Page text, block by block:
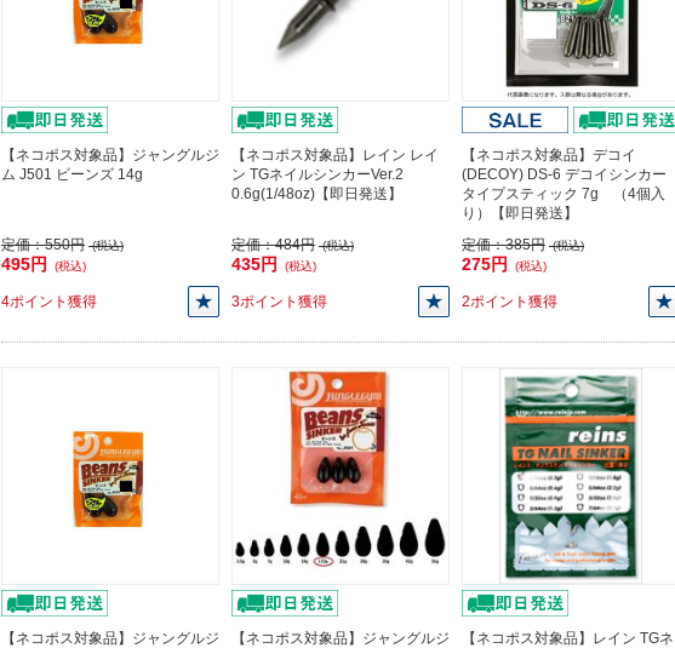
【ネコポス対象品】ジャングルジ
ム J501 ビーンズ 14g
定価：550円 (税込)
495円 (税込)
4ポイント獲得
【ネコポス対象品】レイン レイ
ン TGネイルシンカーVer.2
0.6g(1/48oz)【即日発送】
定価：484円 (税込)
435円 (税込)
3ポイント獲得
【ネコポス対象品】デコイ
(DECOY) DS-6 デコイシンカー
タイプスティック 7g （4個入
り）【即日発送】
定価：385円 (税込)
275円 (税込)
2ポイント獲得
【ネコポス対象品】ジャングルジ
【ネコポス対象品】ジャングルジ
【ネコポス対象品】レイン TGネ